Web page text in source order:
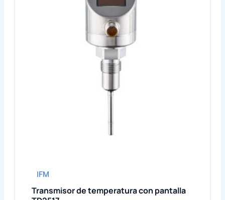
IFM
Transmisor de temperatura con pantalla